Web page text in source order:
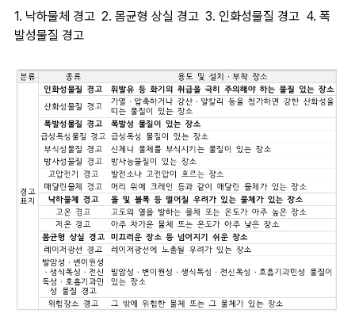
1. 낙하물체 경고  2. 몸균형 상실 경고  3. 인화성물질 경고  4. 폭
발성물질 경고